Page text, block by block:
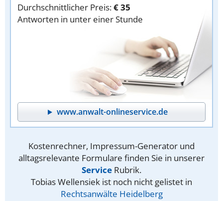
Durchschnittlicher Preis:€ 35
Antworten in unter einer Stunde
www.anwalt-onlineservice.de
Kostenrechner, Impressum-Generator und
alltagsrelevante Formulare finden Sie in unserer
Service Rubrik.
Tobias Wellensiek ist noch nicht gelistet in
Rechtsanwälte Heidelberg